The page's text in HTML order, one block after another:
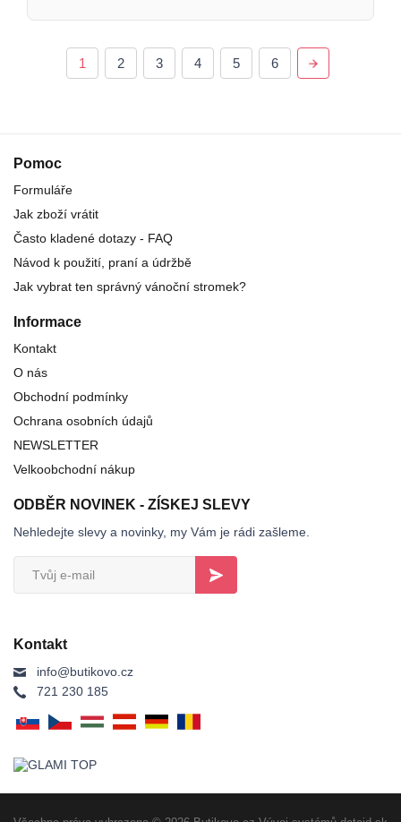
1 2 3 4 5 6
Pomoc
Formuláře
Jak zboží vrátit
Často kladené dotazy - FAQ
Návod k použití, praní a údržbě
Jak vybrat ten správný vánoční stromek?
Informace
Kontakt
O nás
Obchodní podmínky
Ochrana osobních údajů
NEWSLETTER
Velkoobchodní nákup
ODBĚR NOVINEK - ZÍSKEJ SLEVY
Nehledejte slevy a novinky, my Vám je rádi zašleme.
Kontakt
info@butikovo.cz
721 230 185